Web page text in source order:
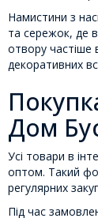
Намистини з
та сережок, де
отвору частіше
декоративних
Дом
Усі товари в
оптом. Такий
регулярних
Під час